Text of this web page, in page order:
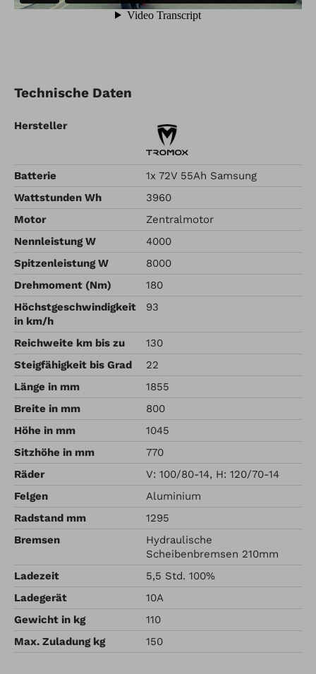
Technische Daten
Hersteller
Batterie
1x 72V 55Ah Samsung
Wattstunden Wh
3960
Motor
Zentralmotor
Nennleistung W
4000
Spitzenleistung W
8000
Drehmoment (Nm)
180
Höchstgeschwindigkeit
in km/h
93
Reichweite km bis zu
130
Steigfähigkeit bis Grad
22
Länge in mm
1855
Breite in mm
800
Höhe in mm
1045
Sitzhöhe in mm
770
Räder
V: 100/80-14, H: 120/70-14
Felgen
Aluminium
Radstand mm
1295
Bremsen
Hydraulische
Scheibenbremsen 210mm
Ladezeit
5,5 Std. 100%
Ladegerät
10A
Gewicht in kg
110
Max. Zuladung kg
150